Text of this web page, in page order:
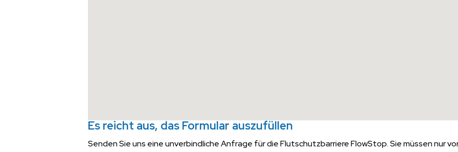
Es reicht aus, das Formular auszufüllen
Senden Sie uns eine unverbindliche Anfrage für die Flutschutzbarriere FlowStop. Sie müssen nur